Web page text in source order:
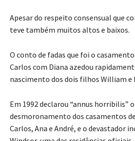
Apesar do respeito consensual que
teve também muitos altos e baixos.
O conto de fadas que foi o
Carlos com Diana azedou
nascimento dos dois filhos William e
Em 1992 declarou “annus horribilis”
desmoronamento dos casamentos
Carlos, Ana e André, e o devastador